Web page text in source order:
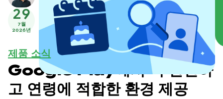
29
7월
2026년
제품 소식
Google Play에서 더 안전하
고 연령에 적합한 환경 제공